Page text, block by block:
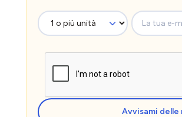
La tua e-mail
Avvisami